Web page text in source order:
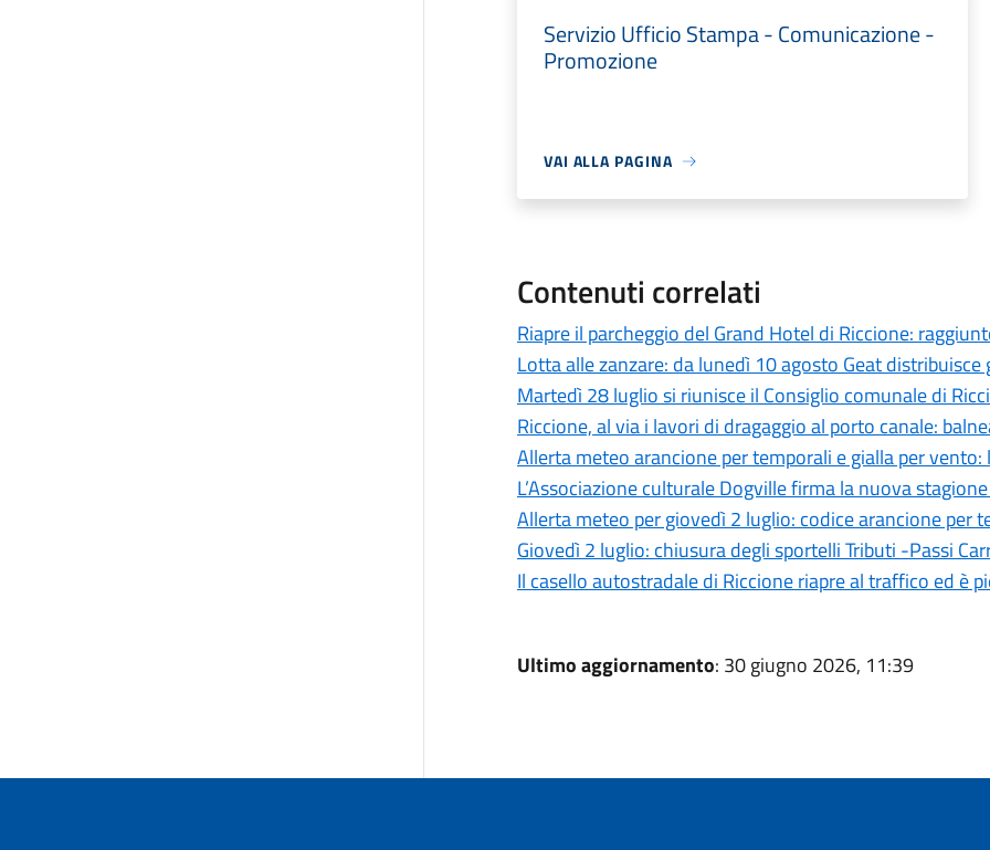
Servizio Ufficio Stampa - Comunicazione -
Promozione
VAI ALLA PAGINA
Contenuti correlati
Riapre il parcheggio del Grand Hotel di Riccione:
Lotta alle zanzare: da lunedì 10 agosto Geat
Martedì 28 luglio si riunisce il Consiglio comunale di
Riccione, al via i lavori di dragaggio al porto canale:
Allerta meteo arancione per temporali e gialla per
L’Associazione culturale Dogville firma la nuova
Allerta meteo per giovedì 2 luglio: codice arancione per
Giovedì 2 luglio: chiusura degli sportelli Tributi -Passi
Il casello autostradale di Riccione riapre al traffico ed è
Ultimo aggiornamento: 30 giugno 2026, 11:39